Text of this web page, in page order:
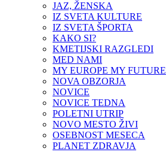
JAZ, ŽENSKA
IZ SVETA KULTURE
IZ SVETA ŠPORTA
KAKO SI?
KMETIJSKI RAZGLEDI
MED NAMI
MY EUROPE MY FUTURE
NOVA OBZORJA
NOVICE
NOVICE TEDNA
POLETNI UTRIP
NOVO MESTO ŽIVI
OSEBNOST MESECA
PLANET ZDRAVJA